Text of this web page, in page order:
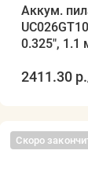
Аккум.
0.325", 1.1
2411.30 р.
Скоро